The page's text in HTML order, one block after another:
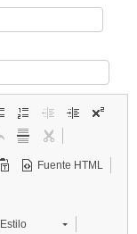
Fuente HTML
Estilo